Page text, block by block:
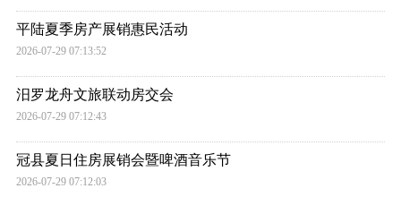
平陆夏季房产展销惠民活动
2026-07-29 07:13:52
汨罗龙舟文旅联动房交会
2026-07-29 07:12:43
冠县夏日住房展销会暨啤酒音乐节
2026-07-29 07:12:03